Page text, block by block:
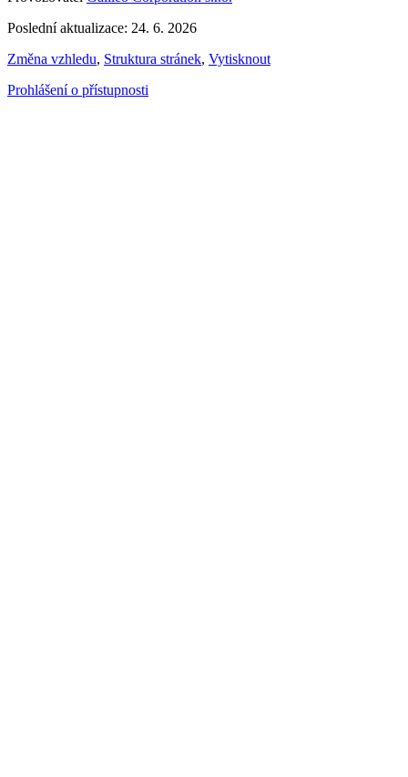
Poslední aktualizace: 24. 6. 2026
Změna vzhledu, Struktura stránek, Vytisknout
Prohlášení o přístupnosti